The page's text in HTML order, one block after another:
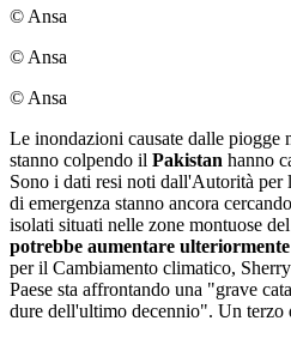
© Ansa
© Ansa
© Ansa
Le inondazioni causate dalle piogge
stanno colpendo il Pakistan hanno
Sono i dati resi noti dall'Autorità per
di emergenza stanno ancora
isolati situati nelle zone montuose
potrebbe aumentare
per il Cambiamento climatico,
Paese sta affrontando una "grave
dure dell'ultimo decennio". Un terzo